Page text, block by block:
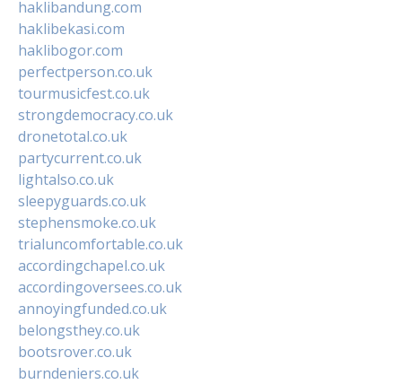
haklibandung.com
haklibekasi.com
haklibogor.com
perfectperson.co.uk
tourmusicfest.co.uk
strongdemocracy.co.uk
dronetotal.co.uk
partycurrent.co.uk
lightalso.co.uk
sleepyguards.co.uk
stephensmoke.co.uk
trialuncomfortable.co.uk
accordingchapel.co.uk
accordingoversees.co.uk
annoyingfunded.co.uk
belongsthey.co.uk
bootsrover.co.uk
burndeniers.co.uk